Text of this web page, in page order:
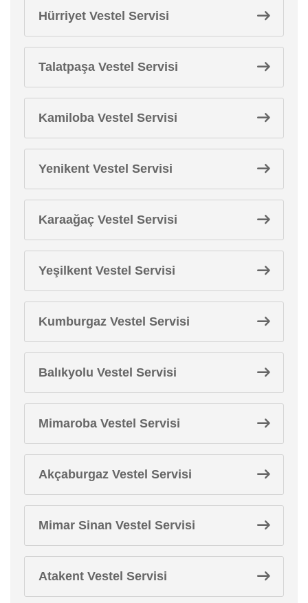
Hürriyet Vestel Servisi
Talatpaşa Vestel Servisi
Kamiloba Vestel Servisi
Yenikent Vestel Servisi
Karaağaç Vestel Servisi
Yeşilkent Vestel Servisi
Kumburgaz Vestel Servisi
Balıkyolu Vestel Servisi
Mimaroba Vestel Servisi
Akçaburgaz Vestel Servisi
Mimar Sinan Vestel Servisi
Atakent Vestel Servisi